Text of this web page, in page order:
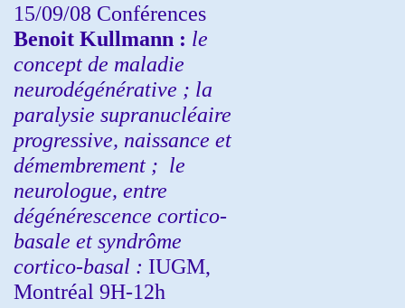
15/09/08 Conférences
Benoit Kullmann : le
concept de maladie
neurodégénérative ; la
paralysie supranucléaire
progressive, naissance et
démembrement ; le
neurologue, entre
dégénérescence cortico-
basale et syndrôme
cortico-basal : IUGM,
Montréal 9H-12h